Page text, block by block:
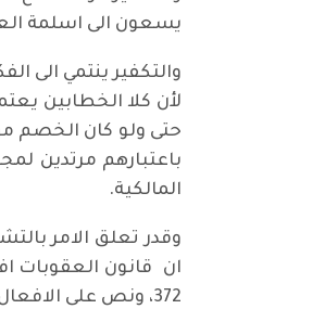
يسعون الى اسلمة
والتكفير ينتمي الى
لأن كلا الخطابين
حتى ولو كان الخصم
باعتبارهم مرتدين
المالكية.
وقدر تعلق الامر
ان قانون العقوبات